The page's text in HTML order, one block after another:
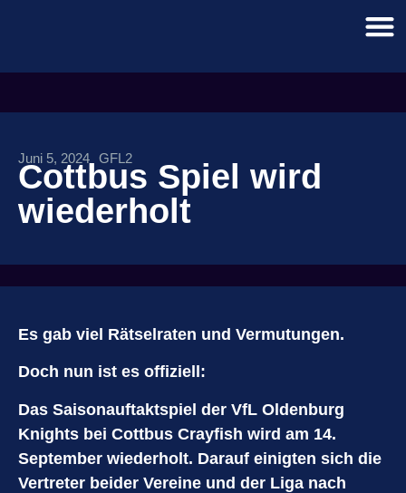
Juni 5, 2024 GFL2
Cottbus Spiel wird
wiederholt
Es gab viel Rätselraten und Vermutungen.
Doch nun ist es offiziell:
Das Saisonauftaktspiel der VfL Oldenburg
Knights bei Cottbus Crayfish wird am 14.
September wiederholt. Darauf einigten sich die
Vertreter beider Vereine und der Liga nach